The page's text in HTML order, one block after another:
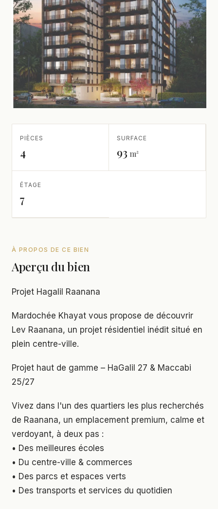
PIÈCES
4
SURFACE
93 m²
ÉTAGE
7
À PROPOS DE CE BIEN
Aperçu du bien
Projet Hagalil Raanana
Mardochée Khayat vous propose de découvrir
Lev Raanana, un projet résidentiel inédit situé en
plein centre-ville.
Projet haut de gamme – HaGalil 27 & Maccabi
25/27
Vivez dans l'un des quartiers les plus recherchés
de Raanana, un emplacement premium, calme et
verdoyant, à deux pas :
• Des meilleures écoles
• Du centre-ville & commerces
• Des parcs et espaces verts
• Des transports et services du quotidien